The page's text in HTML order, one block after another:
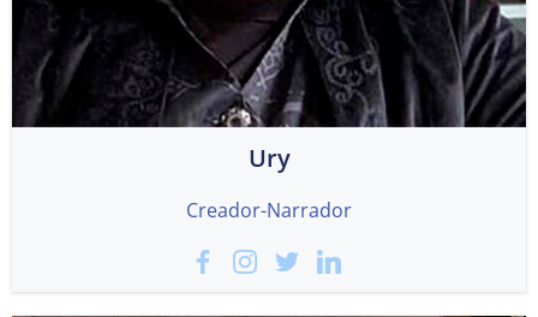
Ury
Creador-Narrador